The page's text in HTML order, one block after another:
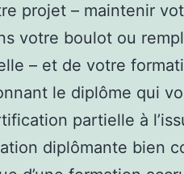
projet – maintenir
votre boulot ou
– et de votre
le diplôme qui
partielle à
diplômante bien